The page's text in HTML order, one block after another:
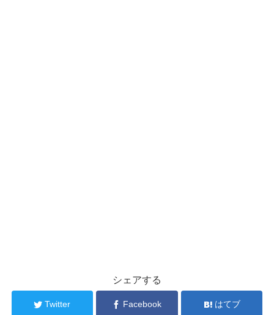
シェアする
Twitter Facebook はてブ